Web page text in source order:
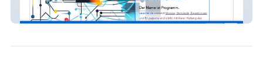
vereine::de